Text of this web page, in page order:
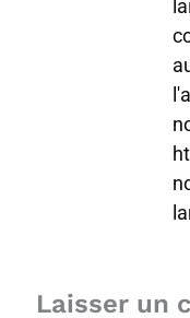
Laisser un